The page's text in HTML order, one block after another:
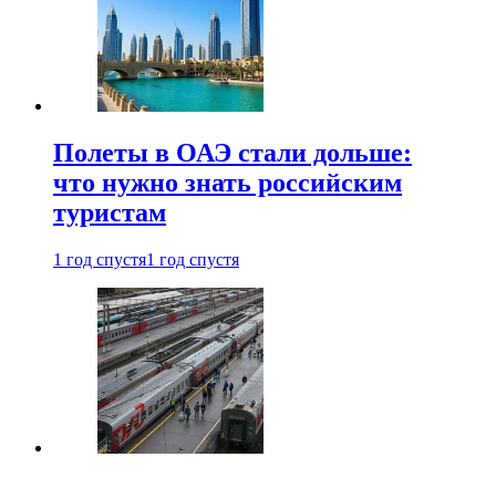
Полеты в ОАЭ стали дольше:
что нужно знать российским
туристам
1 год спустя1 год спустя